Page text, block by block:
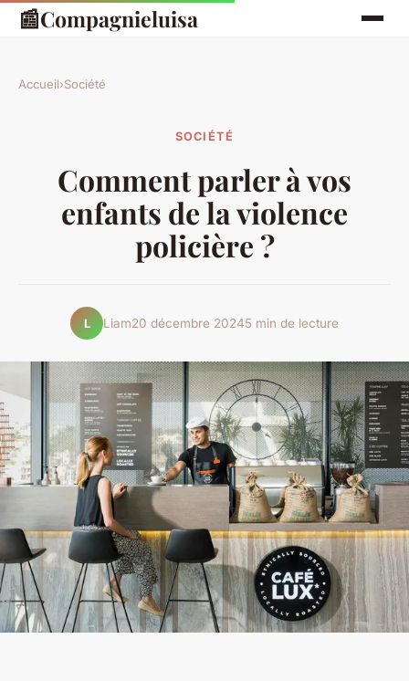
📰Compagnieluisa
Accueil›Société
SOCIÉTÉ
Comment parler à vos
enfants de la violence
policière ?
L Liam20 décembre 20245 min de lecture